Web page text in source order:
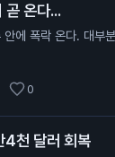
곧 온다...
에 폭락 온다. 대부
0
4천 달러 회복